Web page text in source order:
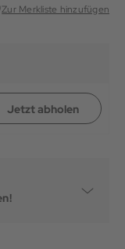
Zur Merkliste hinzufügen
Jetzt abholen